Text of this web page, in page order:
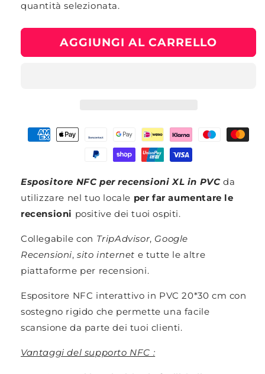
quantità selezionata.
AGGIUNGI AL CARRELLO
Espositore NFC per recensioni XL in PVCda
utilizzare nel tuo locale per far aumentare le
recensioni positive dei tuoi ospiti.
Collegabile con TripAdvisor, Google
Recensioni,sito internet e tutte le altre
piattaforme per recensioni.
Espositore NFC interattivo in PVC 20*30 cm con
sostegno rigido che permette una facile
scansione da parte dei tuoi clienti.
Vantaggi del supporto NFC :